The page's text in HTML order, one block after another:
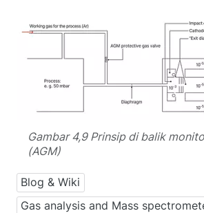
Gambar 4,9 Prinsip di balik
(AGM)
Blog & Wiki
Gas analysis and Mass